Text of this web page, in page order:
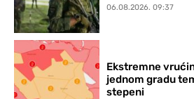
06.08.2026. 09:37
Ekstremne
jednom gradu
stepeni